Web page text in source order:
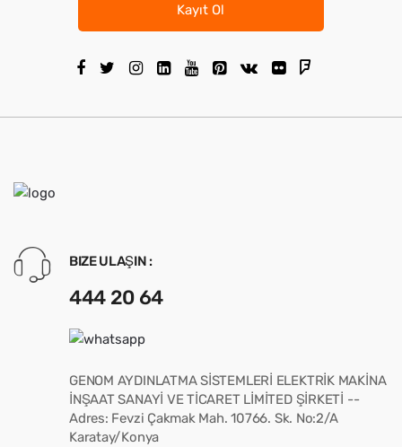
Kayıt Ol
BIZE ULAŞIN :
444 20 64
GENOM AYDINLATMA SİSTEMLERİ ELEKTRİK MAKİNA
İNŞAAT SANAYİ VE TİCARET LİMİTED ŞİRKETİ --
Adres: Fevzi Çakmak Mah. 10766. Sk. No:2/A
Karatay/Konya